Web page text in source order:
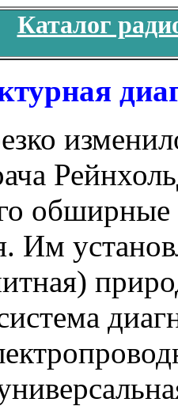
Каталог
обширные
Им